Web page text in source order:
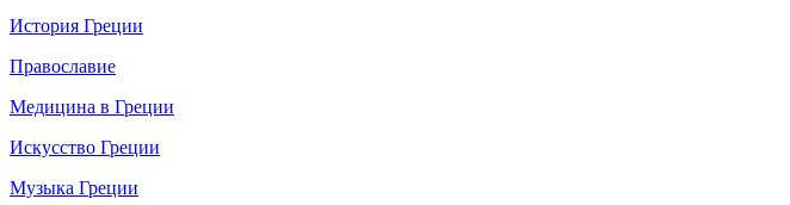
История Греции
Православие
Медицина в Греции
Искусство Греции
Музыка Греции